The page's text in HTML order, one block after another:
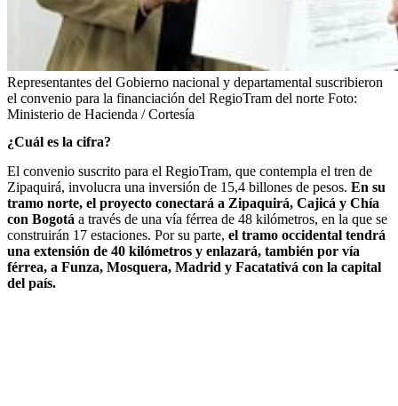
Representantes del Gobierno nacional y departamental suscribieron
el convenio para la financiación del RegioTram del norte Foto:
Ministerio de Hacienda / Cortesía
¿Cuál es la cifra?
El convenio suscrito para el RegioTram, que contempla el tren de
Zipaquirá, involucra una inversión de 15,4 billones de pesos. En su
tramo norte, el proyecto conectará a Zipaquirá, Cajicá y Chía
con Bogotá a través de una vía férrea de 48 kilómetros, en la que se
construirán 17 estaciones. Por su parte, el tramo occidental tendrá
una extensión de 40 kilómetros y enlazará, también por vía
férrea, a Funza, Mosquera, Madrid y Facatativá con la capital
del país.